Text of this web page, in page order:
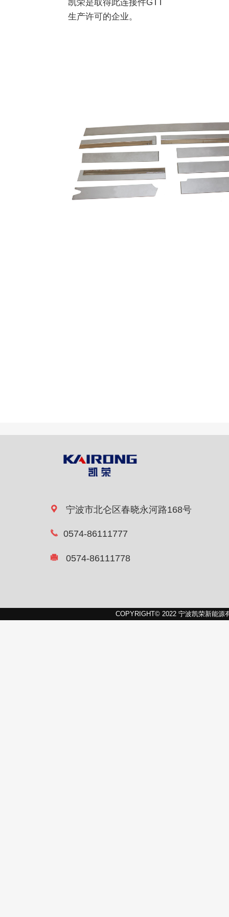
凯荣是取得此连接件GTT
生产许可的企业。
宁波市北仑区春晓永河路168号
0574-86111777
0574-86111778
COPYRIGHT© 2022 宁波凯荣新能源